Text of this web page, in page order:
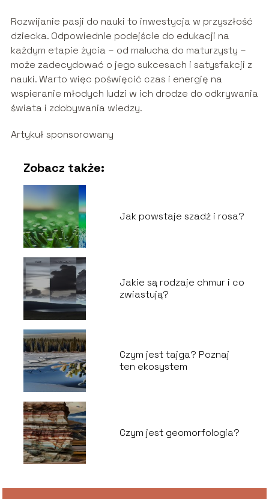
Rozwijanie pasji do nauki to inwestycja w przyszłość
dziecka. Odpowiednie podejście do edukacji na
każdym etapie życia – od malucha do maturzysty –
może zadecydować o jego sukcesach i satysfakcji z
nauki. Warto więc poświęcić czas i energię na
wspieranie młodych ludzi w ich drodze do odkrywania
świata i zdobywania wiedzy.
Artykuł sponsorowany
Zobacz także:
Jak powstaje szadź i rosa?
Jakie są rodzaje chmur i co
zwiastują?
Czym jest tajga? Poznaj
ten ekosystem
Czym jest geomorfologia?